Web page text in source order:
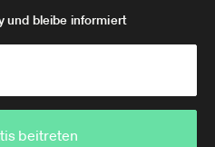
und bleibe informiert
beitreten